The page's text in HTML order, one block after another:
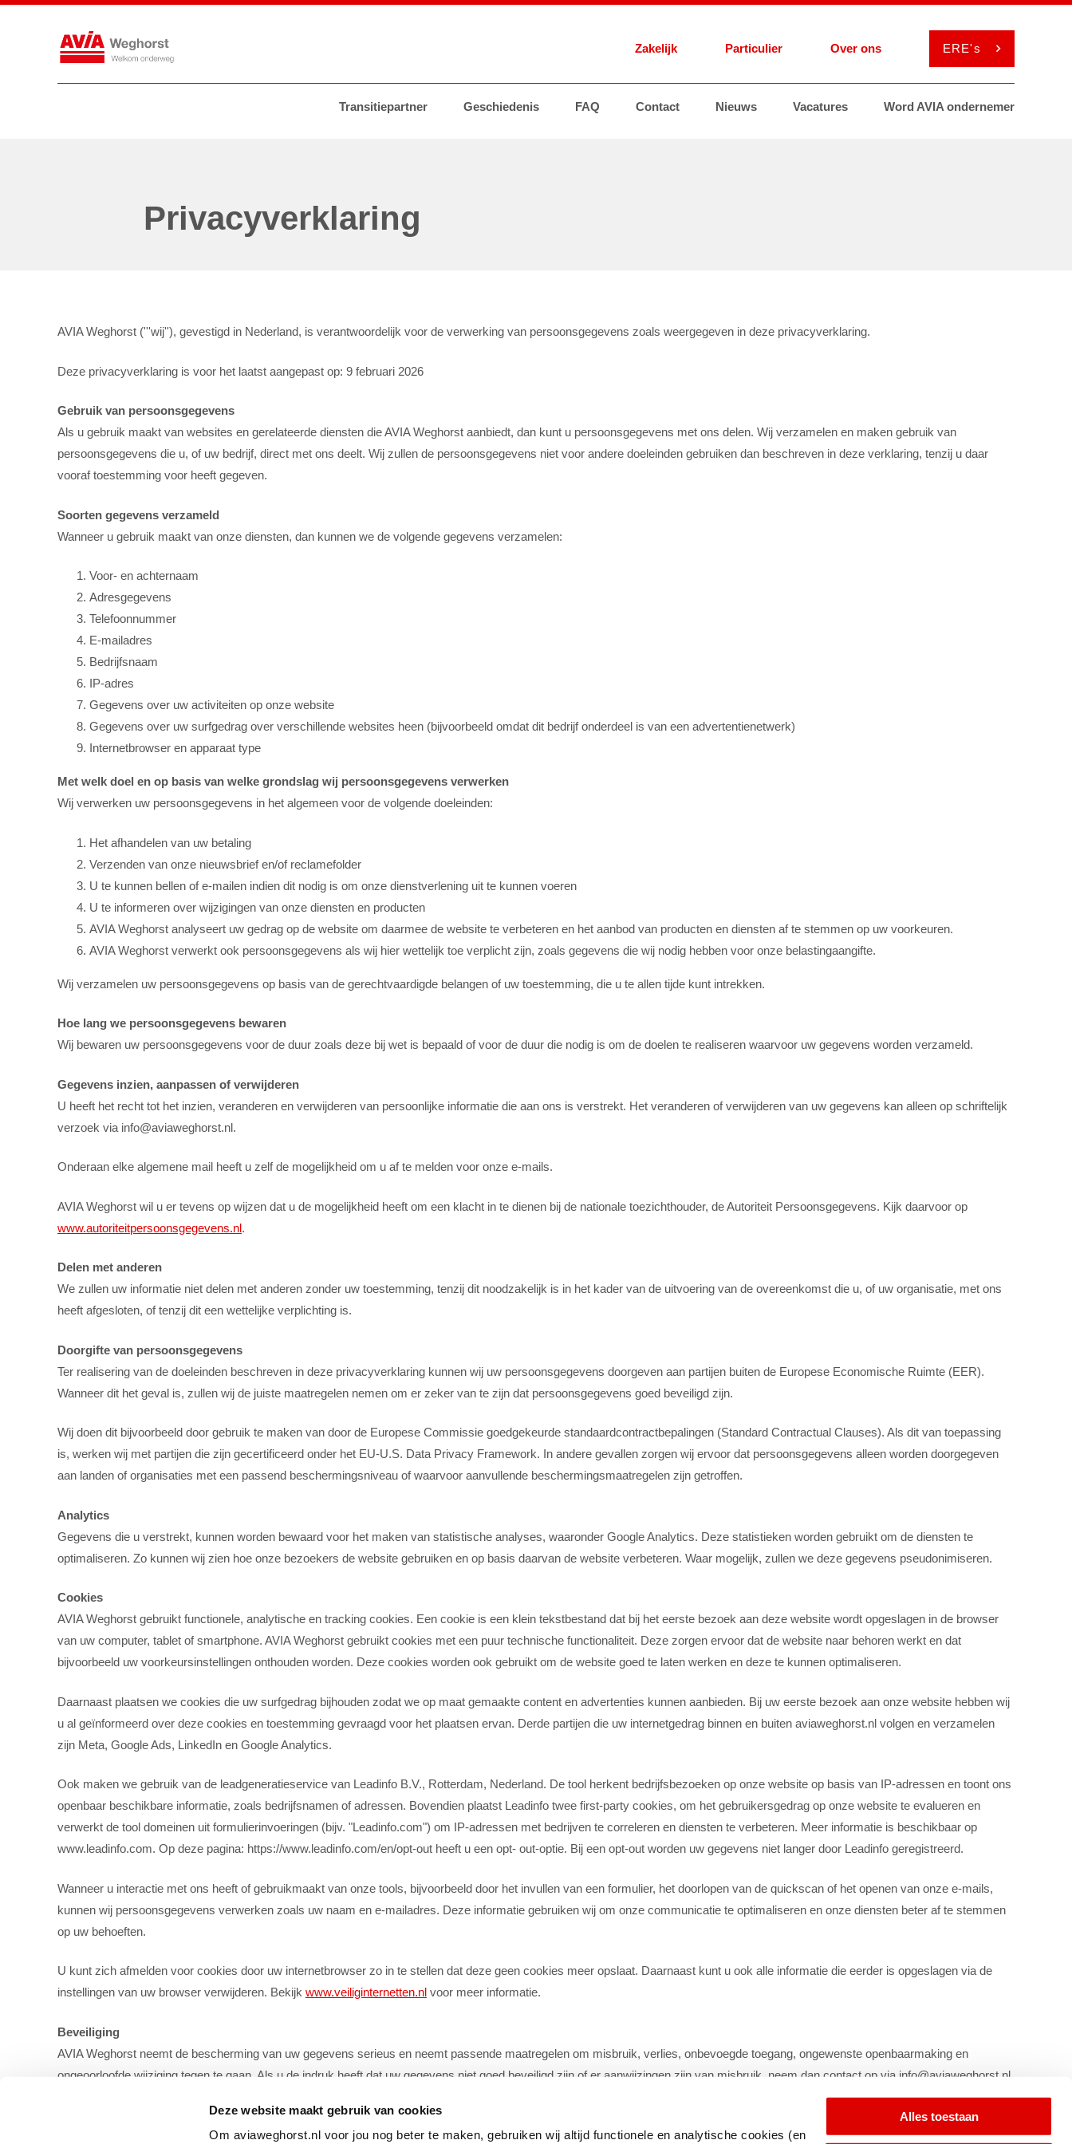
Deze website maakt gebruik van cookies
Om aviaweghorst.nl voor jou nog beter te maken, gebruiken wij altijd functionele en analytische cookies (en
Alles toestaan
Zakelijk
AVIA Energie Brandstoffen AVIA Card Groothandel Services Smeermiddelen MyAVIA
Particulier
Tankstations Brandstoffen Services Smeermiddelen ViaAVIA
Over ons
Transitiepartner Geschiedenis FAQ Contact Nieuws Vacatures Word AVIA ondernemer
ERE's
Privacyverklaring
AVIA Weghorst ('''wij''), gevestigd in Nederland, is verantwoordelijk voor de verwerking van persoonsgegevens zoals weergegeven in deze privacyverklaring.
Deze privacyverklaring is voor het laatst aangepast op: 9 februari 2026
Gebruik van persoonsgegevens
Als u gebruik maakt van websites en gerelateerde diensten die AVIA Weghorst aanbiedt, dan kunt u persoonsgegevens met ons delen. Wij verzamelen en maken gebruik van
persoonsgegevens die u, of uw bedrijf, direct met ons deelt. Wij zullen de persoonsgegevens niet voor andere doeleinden gebruiken dan beschreven in deze verklaring, tenzij u daar
vooraf toestemming voor heeft gegeven.
Soorten gegevens verzameld
Wanneer u gebruik maakt van onze diensten, dan kunnen we de volgende gegevens verzamelen:
Voor- en achternaam
Adresgegevens
Telefoonnummer
E-mailadres
Bedrijfsnaam
IP-adres
Gegevens over uw activiteiten op onze website
Gegevens over uw surfgedrag over verschillende websites heen (bijvoorbeeld omdat dit bedrijf onderdeel is van een advertentienetwerk)
Internetbrowser en apparaat type
Met welk doel en op basis van welke grondslag wij persoonsgegevens verwerken
Wij verwerken uw persoonsgegevens in het algemeen voor de volgende doeleinden:
Het afhandelen van uw betaling
Verzenden van onze nieuwsbrief en/of reclamefolder
U te kunnen bellen of e-mailen indien dit nodig is om onze dienstverlening uit te kunnen voeren
U te informeren over wijzigingen van onze diensten en producten
AVIA Weghorst analyseert uw gedrag op de website om daarmee de website te verbeteren en het aanbod van producten en diensten af te stemmen op uw voorkeuren.
AVIA Weghorst verwerkt ook persoonsgegevens als wij hier wettelijk toe verplicht zijn, zoals gegevens die wij nodig hebben voor onze belastingaangifte.
Wij verzamelen uw persoonsgegevens op basis van de gerechtvaardigde belangen of uw toestemming, die u te allen tijde kunt intrekken.
Hoe lang we persoonsgegevens bewaren
Wij bewaren uw persoonsgegevens voor de duur zoals deze bij wet is bepaald of voor de duur die nodig is om de doelen te realiseren waarvoor uw gegevens worden verzameld.
Gegevens inzien, aanpassen of verwijderen
‍U heeft het recht tot het inzien, veranderen en verwijderen van persoonlijke informatie die aan ons is verstrekt. Het veranderen of verwijderen van uw gegevens kan alleen op schriftelijk
verzoek via info@aviaweghorst.nl.
‍Onderaan elke algemene mail heeft u zelf de mogelijkheid om u af te melden voor onze e-mails.
AVIA Weghorst wil u er tevens op wijzen dat u de mogelijkheid heeft om een klacht in te dienen bij de nationale toezichthouder, de Autoriteit Persoonsgegevens. Kijk daarvoor op
www.autoriteitpersoonsgegevens.nl.
Delen met anderen
We zullen uw informatie niet delen met anderen zonder uw toestemming, tenzij dit noodzakelijk is in het kader van de uitvoering van de overeenkomst die u, of uw organisatie, met ons
heeft afgesloten, of tenzij dit een wettelijke verplichting is.
Doorgifte van persoonsgegevens
Ter realisering van de doeleinden beschreven in deze privacyverklaring kunnen wij uw persoonsgegevens doorgeven aan partijen buiten de Europese Economische Ruimte (EER).
Wanneer dit het geval is, zullen wij de juiste maatregelen nemen om er zeker van te zijn dat persoonsgegevens goed beveiligd zijn.
Wij doen dit bijvoorbeeld door gebruik te maken van door de Europese Commissie goedgekeurde standaardcontractbepalingen (Standard Contractual Clauses). Als dit van toepassing
is, werken wij met partijen die zijn gecertificeerd onder het EU-U.S. Data Privacy Framework. In andere gevallen zorgen wij ervoor dat persoonsgegevens alleen worden doorgegeven
aan landen of organisaties met een passend beschermingsniveau of waarvoor aanvullende beschermingsmaatregelen zijn getroffen.
Analytics
Gegevens die u verstrekt, kunnen worden bewaard voor het maken van statistische analyses, waaronder Google Analytics. Deze statistieken worden gebruikt om de diensten te
optimaliseren. Zo kunnen wij zien hoe onze bezoekers de website gebruiken en op basis daarvan de website verbeteren. Waar mogelijk, zullen we deze gegevens pseudonimiseren.
Cookies
‍AVIA Weghorst gebruikt functionele, analytische en tracking cookies. Een cookie is een klein tekstbestand dat bij het eerste bezoek aan deze website wordt opgeslagen in de browser
van uw computer, tablet of smartphone. AVIA Weghorst gebruikt cookies met een puur technische functionaliteit. Deze zorgen ervoor dat de website naar behoren werkt en dat
bijvoorbeeld uw voorkeursinstellingen onthouden worden. Deze cookies worden ook gebruikt om de website goed te laten werken en deze te kunnen optimaliseren.
Daarnaast plaatsen we cookies die uw surfgedrag bijhouden zodat we op maat gemaakte content en advertenties kunnen aanbieden. Bij uw eerste bezoek aan onze website hebben wij
u al geïnformeerd over deze cookies en toestemming gevraagd voor het plaatsen ervan. Derde partijen die uw internetgedrag binnen en buiten aviaweghorst.nl volgen en verzamelen
zijn Meta, Google Ads, LinkedIn en Google Analytics.
Ook maken we gebruik van de leadgeneratieservice van Leadinfo B.V., Rotterdam, Nederland. De tool herkent bedrijfsbezoeken op onze website op basis van IP-adressen en toont ons
openbaar beschikbare informatie, zoals bedrijfsnamen of adressen. Bovendien plaatst Leadinfo twee first-party cookies, om het gebruikersgedrag op onze website te evalueren en
verwerkt de tool domeinen uit formulierinvoeringen (bijv. "Leadinfo.com") om IP-adressen met bedrijven te correleren en diensten te verbeteren. Meer informatie is beschikbaar op
www.leadinfo.com. Op deze pagina: https://www.leadinfo.com/en/opt-out heeft u een opt- out-optie. Bij een opt-out worden uw gegevens niet langer door Leadinfo geregistreerd.
Wanneer u interactie met ons heeft of gebruikmaakt van onze tools, bijvoorbeeld door het invullen van een formulier, het doorlopen van de quickscan of het openen van onze e-mails,
kunnen wij persoonsgegevens verwerken zoals uw naam en e-mailadres. Deze informatie gebruiken wij om onze communicatie te optimaliseren en onze diensten beter af te stemmen
op uw behoeften.
U kunt zich afmelden voor cookies door uw internetbrowser zo in te stellen dat deze geen cookies meer opslaat. Daarnaast kunt u ook alle informatie die eerder is opgeslagen via de
instellingen van uw browser verwijderen. Bekijk www.veiliginternetten.nl voor meer informatie.
Beveiliging
‍AVIA Weghorst neemt de bescherming van uw gegevens serieus en neemt passende maatregelen om misbruik, verlies, onbevoegde toegang, ongewenste openbaarmaking en
ongeoorloofde wijziging tegen te gaan. Als u de indruk heeft dat uw gegevens niet goed beveiligd zijn of er aanwijzingen zijn van misbruik, neem dan contact op via info@aviaweghorst.nl.
Websites en diensten van derden
Deze privacyverklaring is niet van toepassing op websites van derden die worden bezocht via links. We kunnen niet garanderen dat deze derden uw persoonlijke gegevens veilig en